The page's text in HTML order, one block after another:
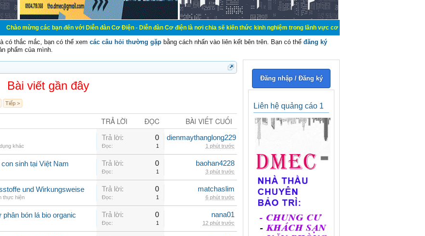
các bạn đến với Diễn đàn Cơ Điện - Diễn đàn Cơ điện là nơi chia sẽ kiến thức kinh nghiệm trong lãnh vực cơ điện, mua bán, ký gửi, cho thuê hàng
có thắc mắc, bạn có thể xem các câu hỏi thường gặp bằng cách nhấn vào liên kết bên trên. Bạn có thể đăng ký
phẩm của mình.
Bài viết gần đây
Tiếp >
TRẢ LỜI ĐỌC BÀI VIẾT CUỐI
khác
Trả lời: 0
Đọc: 1
dienmaythanglong229
1 phút trước
sinh tại Việt Nam Trả lời: 0
Đọc: 1
baohan4228
3 phút trước
und Wirkungsweise
thực hiện
Trả lời: 0
Đọc: 1
matchaslim
6 phút trước
bón lá bio organic Trả lời: 0
Đọc: 1
nana01
12 phút trước
Đăng nhập / Đăng ký
Liên hệ quảng cáo 1